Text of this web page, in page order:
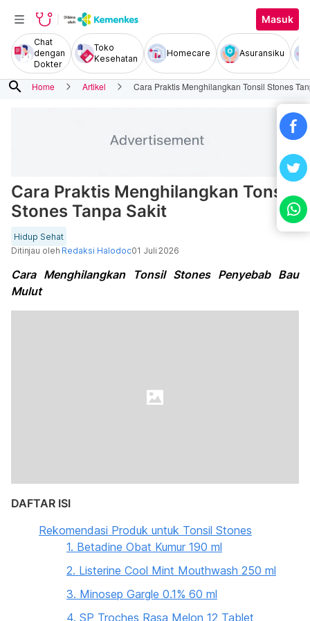
Masuk
Chat
dengan
Dokter
Toko
Kesehatan
Homecare Asuransiku
search Home Artikel Cara Praktis Menghilangkan Tonsil Stones
Cara Praktis Menghilangkan Tonsil
Stones Tanpa Sakit
Hidup Sehat
Ditinjau oleh Redaksi Halodoc01 Juli 2026
Cara Menghilangkan Tonsil Stones Penyebab Bau
Mulut
DAFTAR ISI
Rekomendasi Produk untuk Tonsil Stones
1. Betadine Obat Kumur 190 ml
2. Listerine Cool Mint Mouthwash 250 ml
3. Minosep Gargle 0.1% 60 ml
4. SP Troches Rasa Melon 12 Tablet